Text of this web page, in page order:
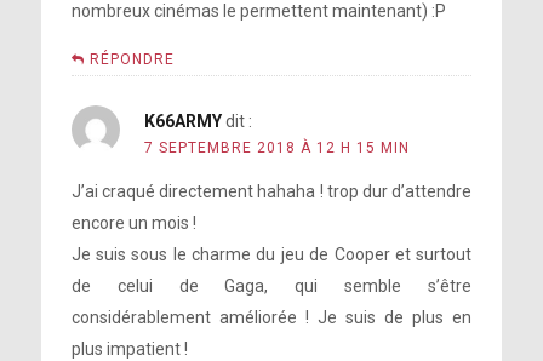
nombreux cinémas le permettent maintenant) :P
RÉPONDRE
K66ARMY dit :
7 SEPTEMBRE 2018 À 12 H 15 MIN
J’ai craqué directement hahaha ! trop dur d’attendre
encore un mois !
Je suis sous le charme du jeu de Cooper et surtout
de celui de Gaga, qui semble s’être
considérablement améliorée ! Je suis de plus en
plus impatient !